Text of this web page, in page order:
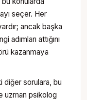
seçer. Her
ancak başka
adımları attığını
kazanmaya
diğer sorulara, bu
uzman psikolog